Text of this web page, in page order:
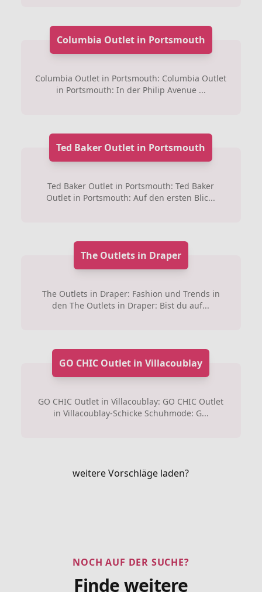
Columbia Outlet in Portsmouth
Columbia Outlet in Portsmouth: Columbia Outlet
in Portsmouth: In der Philip Avenue ...
Ted Baker Outlet in Portsmouth
Ted Baker Outlet in Portsmouth: Ted Baker
Outlet in Portsmouth: Auf den ersten Blic...
The Outlets in Draper
The Outlets in Draper: Fashion und Trends in
den The Outlets in Draper: Bist du auf...
GO CHIC Outlet in Villacoublay
GO CHIC Outlet in Villacoublay: GO CHIC Outlet
in Villacoublay-Schicke Schuhmode: G...
weitere Vorschläge laden?
NOCH AUF DER SUCHE?
Finde weitere